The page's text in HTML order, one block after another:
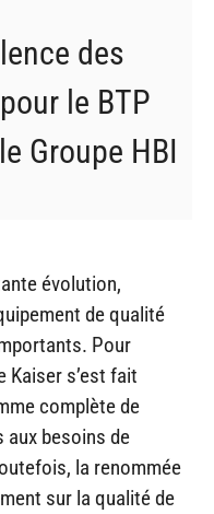
des
le BTP
Groupe HBI
évolution,
de qualité
Pour
Kaiser s’est fait
complète de
aux besoins de
la renommée
sur la qualité de